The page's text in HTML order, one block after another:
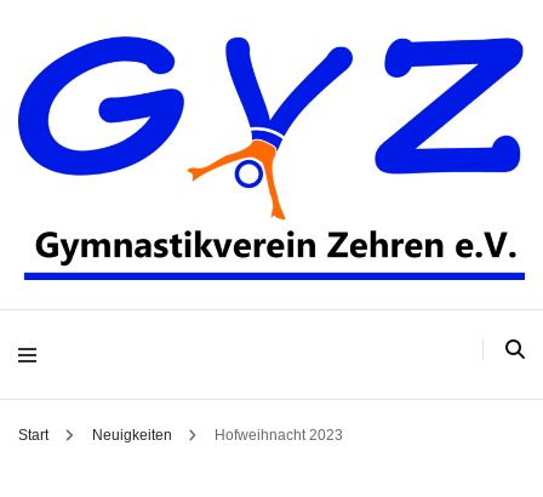
Gymnastikverein
Zehren e.V.
Start Neuigkeiten Hofweihnacht 2023